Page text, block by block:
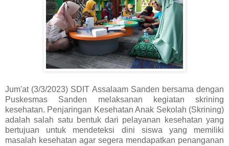
Jum'at (3/3/2023) SDIT Assalaam Sanden bersama dengan
Puskesmas Sanden melaksanan kegiatan skrining
kesehatan. Penjaringan Kesehatan Anak Sekolah (Skrining)
adalah salah satu bentuk dari pelayanan kesehatan yang
bertujuan untuk mendeteksi dini siswa yang memiliki
masalah kesehatan agar segera mendapatkan penanganan